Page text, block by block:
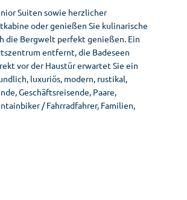
Suiten sowie herzlicher
oder genießen Sie kulinarische
die Bergwelt perfekt genießen. Ein
entfernt, die Badeseen
vor der Haustür erwartet Sie ein
luxuriös, modern, rustikal,
Geschäftsreisende, Paare,
/ Fahrradfahrer, Familien,